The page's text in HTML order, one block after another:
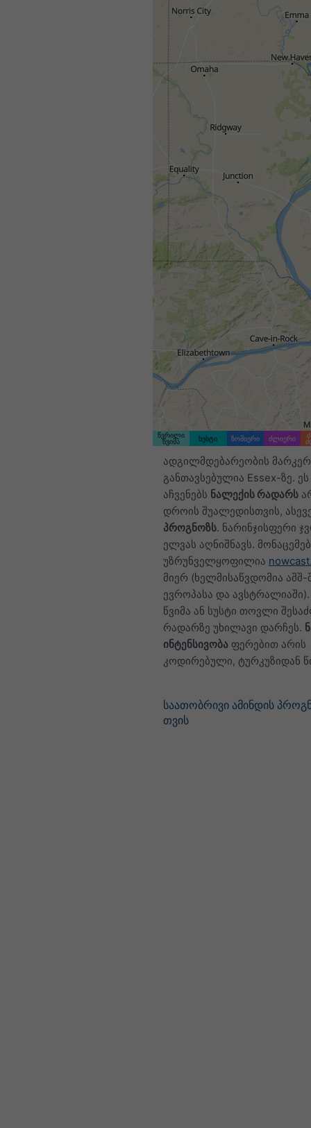
წვრილი
წვიმა
სუსტი ზომიერი ძლიერი
ადგილმდებარეობის
განთავსებულია Essex-ზე. ეს
აჩვენებს ნალექის რადარს
დროის შუალედისთვის,
პროგნოზს. ნარინჯისფერი
ელვას აღნიშნავს.
უზრუნველყოფილია
მიერ (ხელმისაწვდომია აშშ-
ევროპასა და
წვიმა ან სუსტი თოვლი
რადარზე უხილავი დარჩეს.
ინტენსივობა ფერებით არის
კოდირებული, ტურკუზიდან
საათობრივი ამინდის
თვის